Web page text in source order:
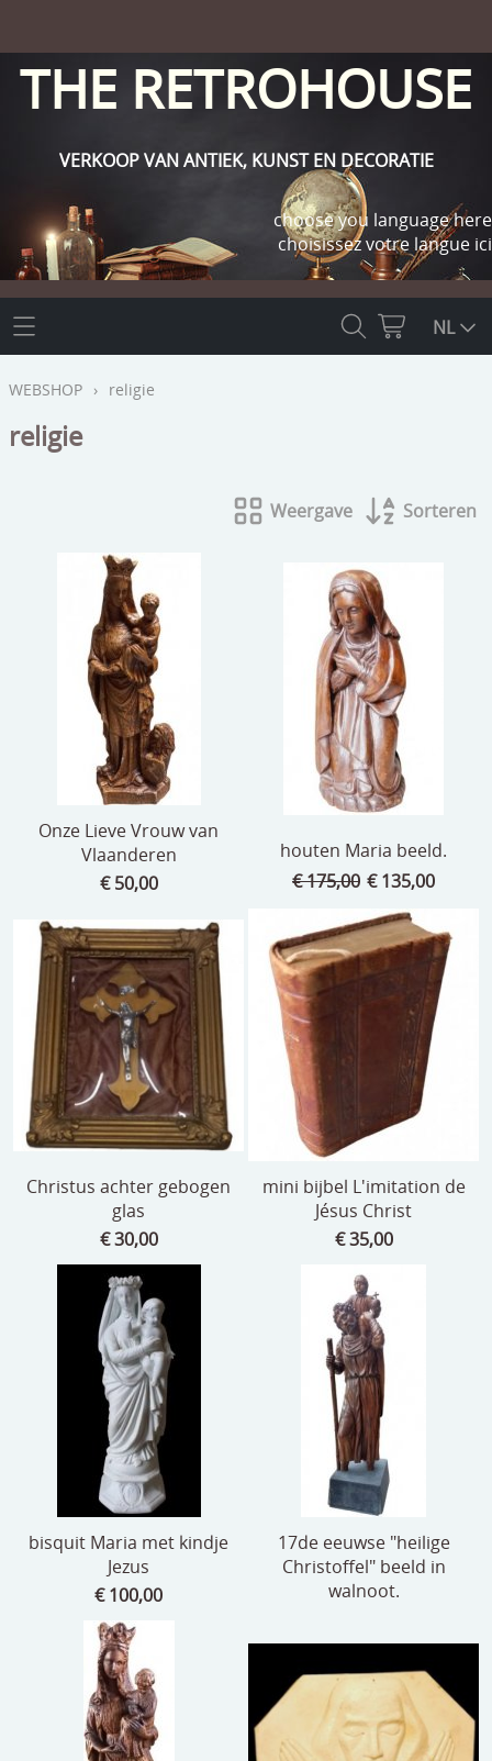
THE RETROHOUSE
VERKOOP VAN ANTIEK, KUNST EN DECORATIE
choose you language here
choisissez votre langue ici
THE RETROHOUSE
WEBSHOP
OUTLET
meubels
reclamevoorwerpen/merken
curiosa
schilderijen
porselein/aardewerk
juwelen/horloges/brillen
medailles/munten/bankbiljetten
ets/tekening/litho/gravure
lamp/luchter
speelgoed
zilverwerk
klokken
spiegels
tapijten
geschenkcheques
INFO
NL
WEBSHOP › religie
religie
Weergave Sorteren
Onze Lieve Vrouw van
Vlaanderen
€ 50,00
houten Maria beeld.
€ 175,00 € 135,00
Christus achter gebogen
glas
€ 30,00
mini bijbel L'imitation de
Jésus Christ
€ 35,00
bisquit Maria met kindje
Jezus
€ 100,00
17de eeuwse "heilige
Christoffel" beeld in
walnoot.